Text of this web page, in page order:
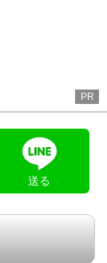
PR
送る